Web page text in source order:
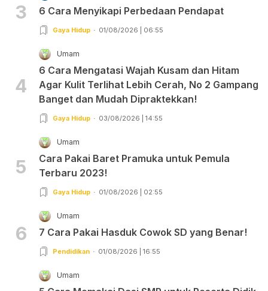
3 6 Cara Menyikapi Perbedaan Pendapat
Gaya Hidup 01/08/2026 | 06:55
4
Umam
6 Cara Mengatasi Wajah Kusam dan Hitam
Agar Kulit Terlihat Lebih Cerah, No 2 Gampang
Banget dan Mudah Dipraktekkan!
Gaya Hidup 03/08/2026 | 14:55
5
Umam
Cara Pakai Baret Pramuka untuk Pemula
Terbaru 2023!
Gaya Hidup 01/08/2026 | 02:55
6
Umam
7 Cara Pakai Hasduk Cowok SD yang Benar!
Pendidikan 01/08/2026 | 16:55
Umam